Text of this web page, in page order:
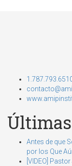
Antes de que
por los Que
[VIDEO]